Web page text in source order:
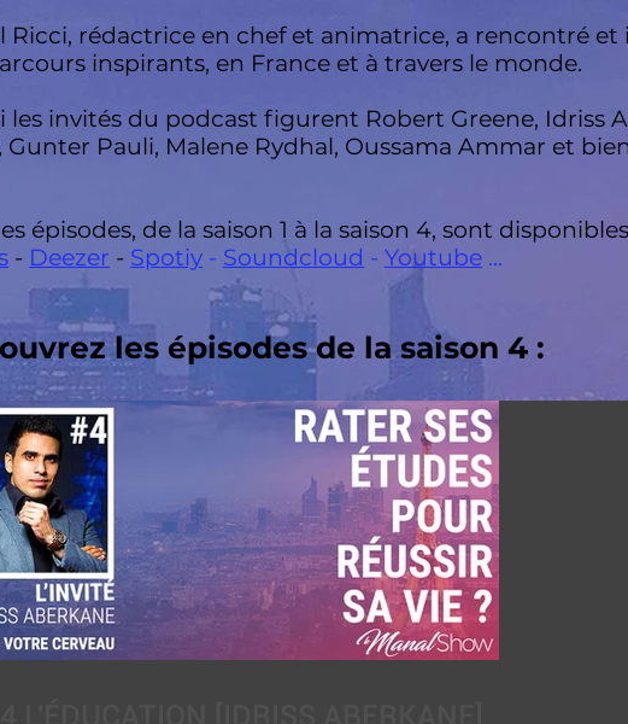
Ricci, rédactrice en chef et animatrice, a rencontré
inspirants, en France et à travers le monde.
les invités du podcast figurent Robert Greene, Idriss
Gunter Pauli, Malene Rydhal, Oussama Ammar et
épisodes, de la saison 1 à la saison 4, sont
- Deezer - Spotiy - Soundcloud - Youtube ...
les épisodes de la saison 4 :